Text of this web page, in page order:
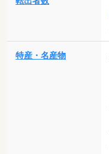
特産・名産物